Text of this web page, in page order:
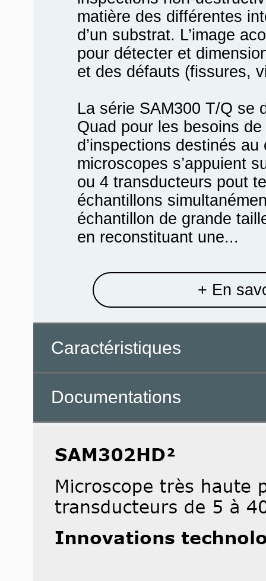
matière des différentes
d’un substrat. L’image
pour détecter et
et des défauts (fissures,
La série SAM300 T/Q se
Quad pour les besoins
d’inspections destinés
microscopes s’appuient
ou 4 transducteurs pout
échantillons
échantillon de grande
en reconstituant une...
+ En
Caractéristiques
Documentations